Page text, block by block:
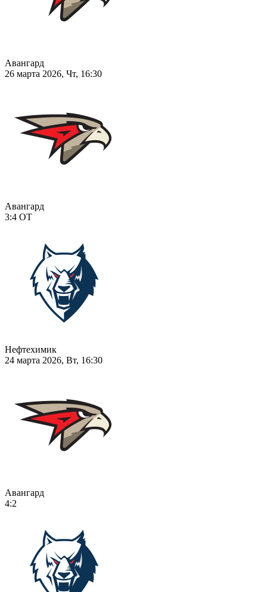
Авангард
26 марта 2026, Чт, 16:30
Авангард
3:4 ОТ
Нефтехимик
24 марта 2026, Вт, 16:30
Авангард
4:2